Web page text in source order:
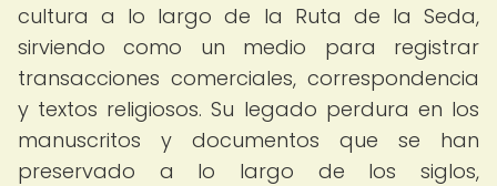
cultura a lo largo de la Ruta de la Seda,
sirviendo como un medio para registrar
transacciones comerciales, correspondencia
y textos religiosos. Su legado perdura en los
manuscritos y documentos que se han
preservado a lo largo de los siglos,